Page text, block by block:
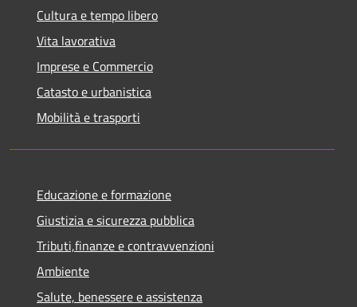
Cultura e tempo libero
Vita lavorativa
Imprese e Commercio
Catasto e urbanistica
Mobilità e trasporti
Educazione e formazione
Giustizia e sicurezza pubblica
Tributi,finanze e contravvenzioni
Ambiente
Salute, benessere e assistenza